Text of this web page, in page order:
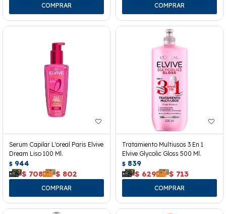
Serum Capilar L'oreal Paris Elvive
Dream Liso 100 Ml.
$ 944
$ 708 $ 802
Tratamiento Multiusos 3 En 1
Elvive Glycolic Gloss 500 Ml.
$ 839
$ 629 $ 713